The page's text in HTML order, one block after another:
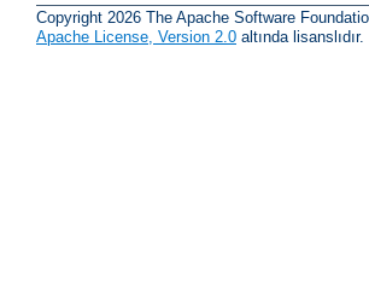
Copyright 2026 The Apache Software
Apache License, Version 2.0 altında lisanslıdır.